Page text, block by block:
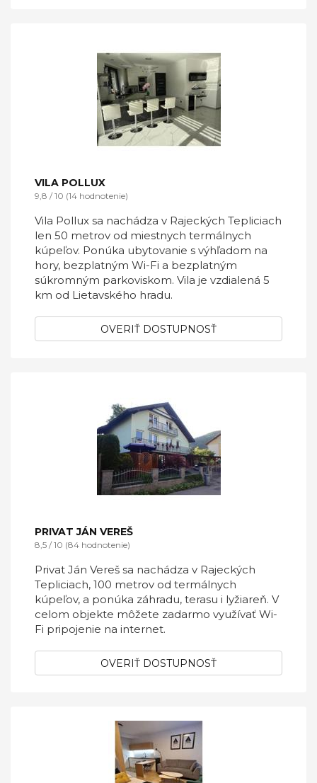
VILA POLLUX
9,8 / 10 (14 hodnotenie)
Vila Pollux sa nachádza v Rajeckých Tepliciach
len 50 metrov od miestnych termálnych
kúpeľov. Ponúka ubytovanie s výhľadom na
hory, bezplatným Wi-Fi a bezplatným
súkromným parkoviskom. Vila je vzdialená 5
km od Lietavského hradu.
OVERIŤ DOSTUPNOSŤ
PRIVAT JÁN VEREŠ
8,5 / 10 (84 hodnotenie)
Privat Ján Vereš sa nachádza v Rajeckých
Tepliciach, 100 metrov od termálnych
kúpeľov, a ponúka záhradu, terasu i lyžiareň. V
celom objekte môžete zadarmo využívať Wi-
Fi pripojenie na internet.
OVERIŤ DOSTUPNOSŤ